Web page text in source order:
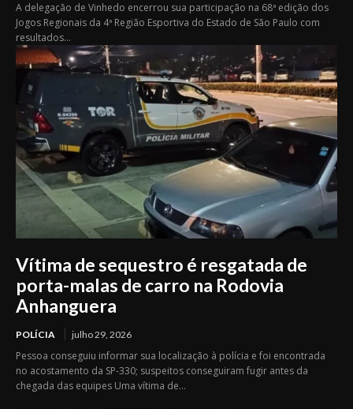
A delegação de Vinhedo encerrou sua participação na 68ª edição dos
Jogos Regionais da 4ª Região Esportiva do Estado de São Paulo com
resultados...
Vítima de sequestro é resgatada de
porta-malas de carro na Rodovia
Anhanguera
POLÍCIA julho 29, 2026
Pessoa conseguiu informar sua localização à polícia e foi encontrada
no acostamento da SP-330; suspeitos conseguiram fugir antes da
chegada das equipes Uma vítima de...